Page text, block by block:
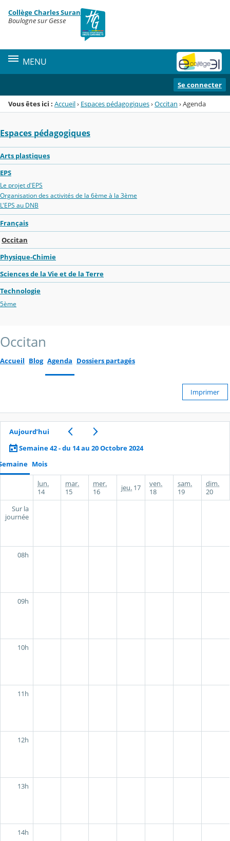
Menu de la rubrique
Contenu
Collège Charles Suran
Boulogne sur Gesse
MENU
Se connecter
Vous êtes ici : Accueil› Espaces pédagogiques›Occitan ›Agenda
Espaces pédagogiques
Arts plastiques
EPS
Le projet d'EPS
Organisation des activités de la 6ème à la 3ème
L'EPS au DNB
Français
Occitan
Physique-Chimie
Sciences de la Vie et de la Terre
Technologie
5ème
Occitan
Accueil Blog Agenda Dossiers partagés
Imprimer
Aujourd’hui
Semaine 42 - du 14 au 20 Octobre 2024
Mois
lun.
14
mar.
15
mer.
16
jeu. 17
ven.
18
sam.
19
dim.
20
Sur la
journée
08h
09h
10h
11h
12h
13h
14h